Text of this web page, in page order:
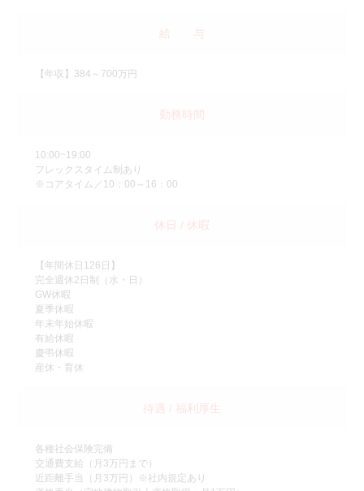
給 与
【年収】384～700万円
勤務時間
10:00~19:00
フレックスタイム制あり
※コアタイム／10：00～16：00
休日 / 休暇
【年間休日126日】
完全週休2日制（水・日）
GW休暇
夏季休暇
年末年始休暇
有給休暇
慶弔休暇
産休・育休
待遇 / 福利厚生
各種社会保険完備
交通費支給（月3万円まで）
近距離手当（月3万円）※社内規定あり